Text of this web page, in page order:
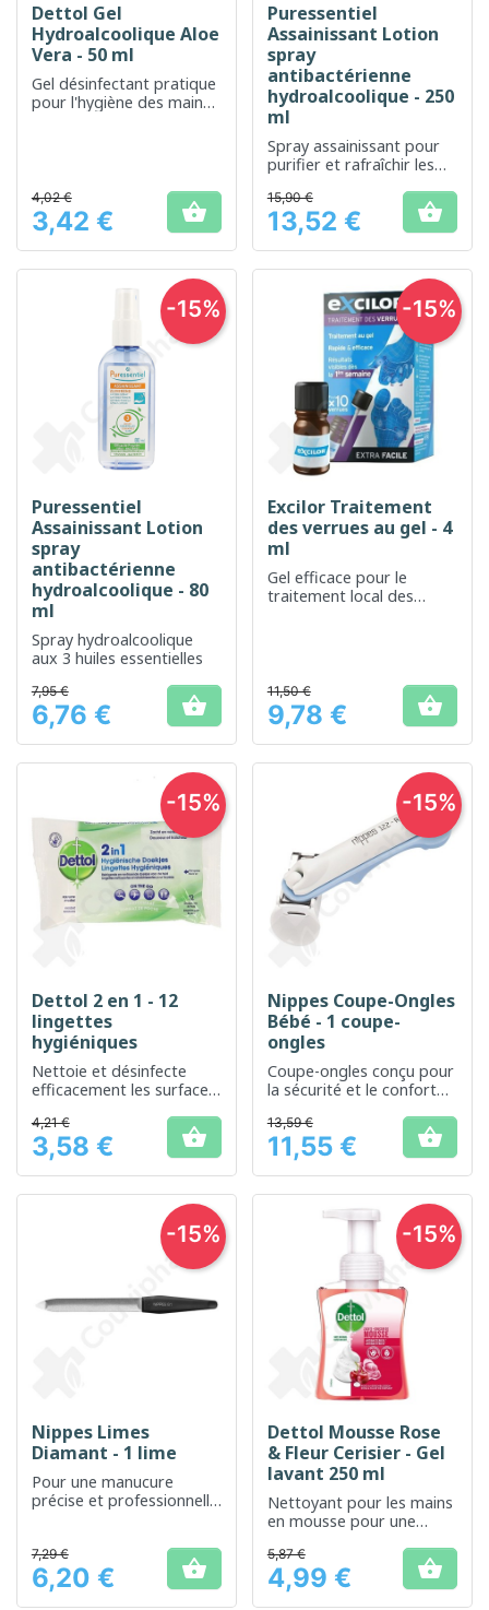
Dettol Gel
Hydroalcoolique Aloe
Vera - 50 ml
Gel désinfectant pratique
pour l'hygiène des mains
Prix
4,02 €
3,42 € 
Puressentiel
Assainissant Lotion
spray
antibactérienne
hydroalcoolique - 250
ml
Spray assainissant pour
purifier et rafraîchir les
Prix
15,90 €
13,52 € 
Puressentiel
Assainissant Lotion
spray
antibactérienne
hydroalcoolique - 80
ml
Spray hydroalcoolique
aux 3 huiles essentielles
Prix
7,95 €
6,76 € 
-15%
Excilor Traitement
des verrues au gel - 4
ml
Gel efficace pour le
traitement local des
Prix
11,50 €
9,78 € 
-15%
Dettol 2 en 1 - 12
lingettes
hygiéniques
Nettoie et désinfecte
efficacement les surfaces
Prix
4,21 €
3,58 € 
-15%
Nippes Coupe-Ongles
Bébé - 1 coupe-
ongles
Coupe-ongles conçu pour
la sécurité et le confort
Prix
13,59 €
11,55 € 
-15%
Nippes Limes
Diamant - 1 lime
Pour une manucure
précise et professionnelle
Prix
7,29 €
6,20 € 
-15%
Dettol Mousse Rose
& Fleur Cerisier - Gel
lavant 250 ml
Nettoyant pour les mains
en mousse pour une
parfumée.
Prix
5,87 €
4,99 € 
-15%